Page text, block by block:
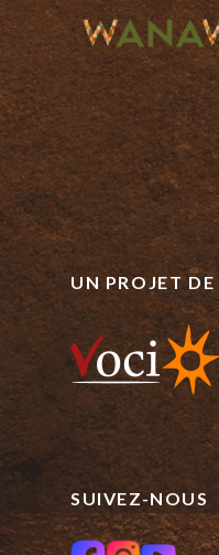
UN PROJET DE
SUIVEZ-NOUS